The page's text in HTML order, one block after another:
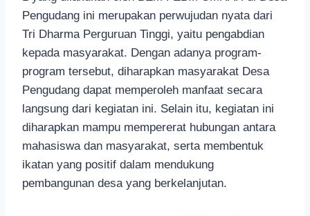
Pengudang ini merupakan perwujudan nyata dari
Tri Dharma Perguruan Tinggi, yaitu pengabdian
kepada masyarakat. Dengan adanya program-
program tersebut, diharapkan masyarakat Desa
Pengudang dapat memperoleh manfaat secara
langsung dari kegiatan ini. Selain itu, kegiatan ini
diharapkan mampu mempererat hubungan antara
mahasiswa dan masyarakat, serta membentuk
ikatan yang positif dalam mendukung
pembangunan desa yang berkelanjutan.